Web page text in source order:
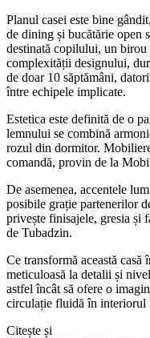
Planul casei este bine
de dining și bucătărie open
destinată copilului, un birou
complexității designului,
de doar 10 săptămâni,
între echipele implicate.
Estetica este definită de o
lemnului se combină
rozul din dormitor.
comandă, provin de la
De asemenea, accentele
posibile grație partenerilor
privește finisajele, gresia și
de Tubadzin.
Ce transformă această casă
meticuloasă la detalii și
astfel încât să ofere o
circulație fluidă în interiorul
Citește și